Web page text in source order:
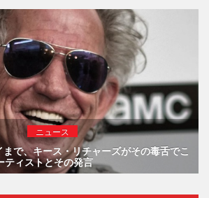
ニュース
で、キース・リチャーズがその毒舌でこ
ティストとその発言